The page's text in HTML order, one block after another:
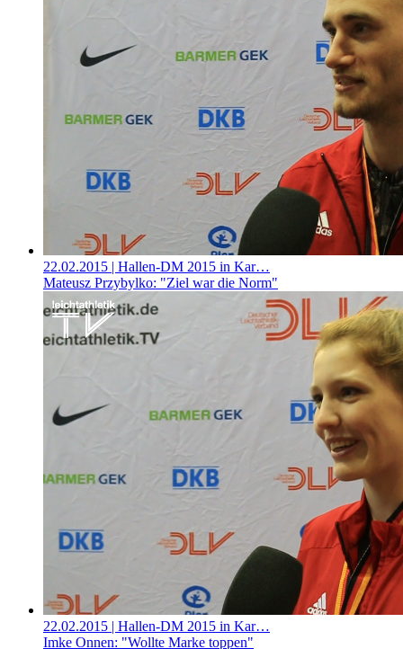
22.02.2015 | Hallen-DM 2015 in Kar…
Mateusz Przybylko: "Ziel war die Norm"
22.02.2015 | Hallen-DM 2015 in Kar…
Imke Onnen: "Wollte Marke toppen"